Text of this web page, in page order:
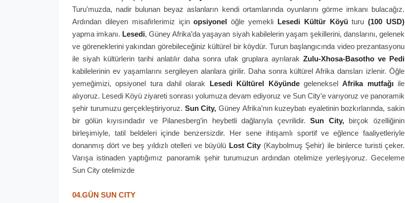
Turu'muzda, nadir bulunan beyaz aslanların kendi ortamlarında oyunlarını görme imkanı bulacağız.
Ardından dileyen misafirlerimiz içinopsiyonelöğle yemekli Lesedi Kültür Köyüturu(100 USD)
yapma imkanı. Lesedi, Güney Afrika’da yaşayan siyah kabilelerin yaşam şekillerini, danslarını, gelenek
ve göreneklerini yakından görebileceğiniz kültürel bir köydür. Turun başlangıcında video prezantasyonu
ile siyah kültürlerin tarihi anlatılır daha sonra ufak gruplara ayrılarak Zulu-Xhosa-Basotho ve Pedi
kabilelerinin ev yaşamlarını sergileyen alanlara girilir. Daha sonra kültürel Afrika dansları izlenir. Öğle
yemeğimizi, opsiyonel tura dahil olarak
Lesedi Kültürel KöyündegelenekselAfrika mutfağıile
alıyoruz. Lesedi Köyü ziyareti sonrası yolumuza devam ediyoruz ve Sun City’e varıyoruz ve panoramik
şehir turumuzu gerçekleştiriyoruz. Sun City, Güney Afrika’nın kuzeybatı eyaletinin bozkırlarında, sakin
bir gölün kıyısındadır ve Pilanesberg’in heybetli dağlarıyla çevrilidir.Sun City,birçok özelliğinin
birleşimiyle, tatil beldeleri içinde benzersizdir. Her sene ihtişamlı sportif ve eğlence faaliyetleriyle
donanmış dört ve beş yıldızlı otelleri ve büyülü Lost City (Kaybolmuş Şehir) ile binlerce turisti çeker.
Varışa istinaden yaptığımız panoramik şehir turumuzun ardından otelimize yerleşiyoruz. Geceleme
Sun City otelimizde
04.GÜN SUN CITY